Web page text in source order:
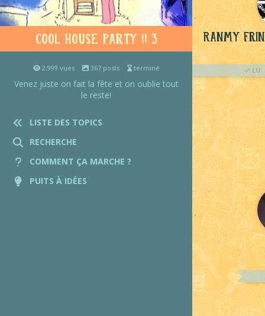
Cool House Party !! 3
2.999 vues 367 posts terminé
Venez juste on fait la fête et on oublie tout
le reste!
LISTE DES TOPICS
RECHERCHE
COMMENT ÇA MARCHE ?
PUITS À IDÉES
Ranmy
LU